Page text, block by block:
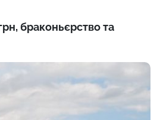
браконьєрство та